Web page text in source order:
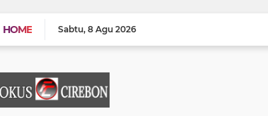
HOME
Sabtu 8 Agu 2026